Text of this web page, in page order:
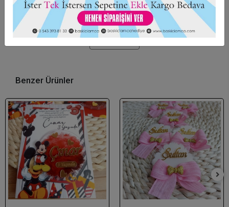
Bu ürün için henüz yorum yapılmadı.
Yorum Yap
Benzer Ürünler